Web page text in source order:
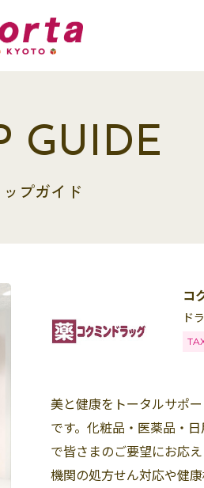
GUIDE
プガイド
コ
ド
美と健康をトータルサポ
です。化粧品・医薬品・
で皆さまのご要望にお応
機関の処方せん対応や健